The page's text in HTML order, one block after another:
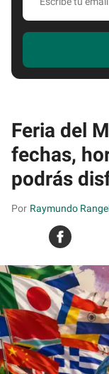
email
Feria del
fechas,
podrás
Raymundo